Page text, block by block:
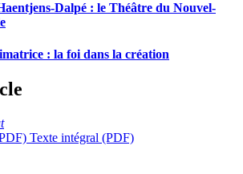
Dalpé : le Théâtre du Nouvel-
: la foi dans la création
Texte intégral (PDF)